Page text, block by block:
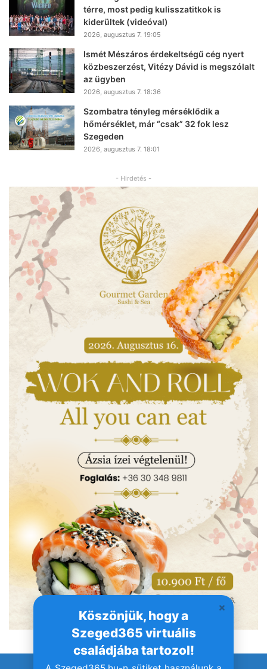
Köszönjük, hogy a
Szeged365 virtuális
családjába tartozol!
térre, most pedig kulisszatitkok is
kiderültek (videóval)
2026, augusztus 7. 19:05
Ismét Mészáros érdekeltségű cég nyert
közbeszerzést, Vitézy Dávid is megszólalt
az ügyben
2026, augusztus 7. 18:36
Szombatra tényleg mérséklődik a
hőmérséklet, már “csak” 32 fok lesz
Szegeden
2026, augusztus 7. 18:01
- Hirdetés -